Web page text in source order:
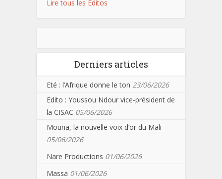
Lire tous les Editos
Derniers articles
Eté : l’Afrique donne le ton 23/06/2026
Edito : Youssou Ndour vice-président de
la CISAC 05/06/2026
Mouna, la nouvelle voix d’or du Mali
05/06/2026
Nare Productions 01/06/2026
Massa 01/06/2026